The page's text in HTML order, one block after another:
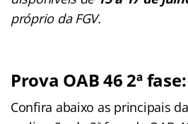
próprio da FGV.
Prova OAB 46 2ª
Confira abaixo as principais